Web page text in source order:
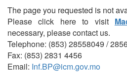
The page you requested is not
Please click here to visit
necessary, please contact us.
Telephone: (853) 28558049 /
Fax: (853) 2831 4456
Email: Inf.BP@icm.gov.mo